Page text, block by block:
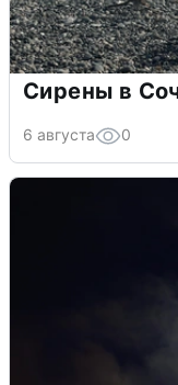
Сирены в
6 августа 0